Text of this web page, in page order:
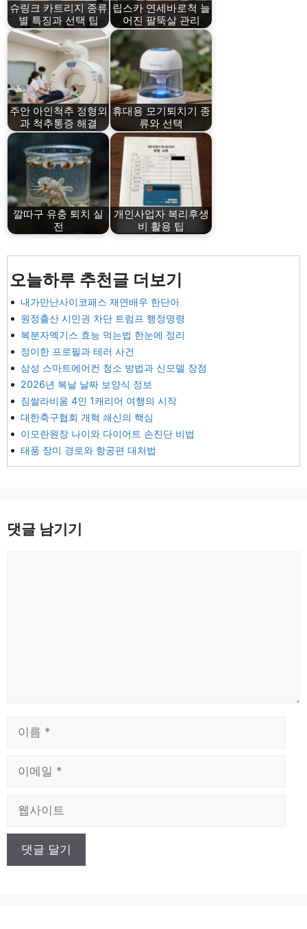
슈링크 카트리지 종류
별 특징과 선택 팁
립스카 연세바로척 늘
어진 팔뚝살 관리
주안 아인척추 정형외
과 척추통증 해결
휴대용 모기퇴치기 종
류와 선택
깔따구 유충 퇴치 실
전
개인사업자 복리후생
비 활용 팁
오늘하루 추천글 더보기
내가만난사이코패스 재연배우 한단아
원정출산 시민권 차단 트럼프 행정명령
복분자엑기스 효능 먹는법 한눈에 정리
정이한 프로필과 테러 사건
삼성 스마트에어컨 청소 방법과 신모델 장점
2026년 복날 날짜 보양식 정보
짐쌀라비움 4인 1캐리어 여행의 시작
대한축구협회 개혁 쇄신의 핵심
이모란원장 나이와 다이어트 손진단 비법
태풍 장미 경로와 항공편 대처법
댓글 남기기